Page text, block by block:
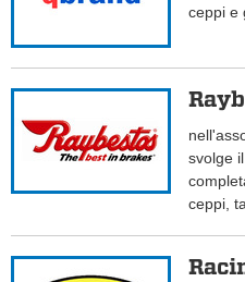
ceppi e
svolge
ceppi,